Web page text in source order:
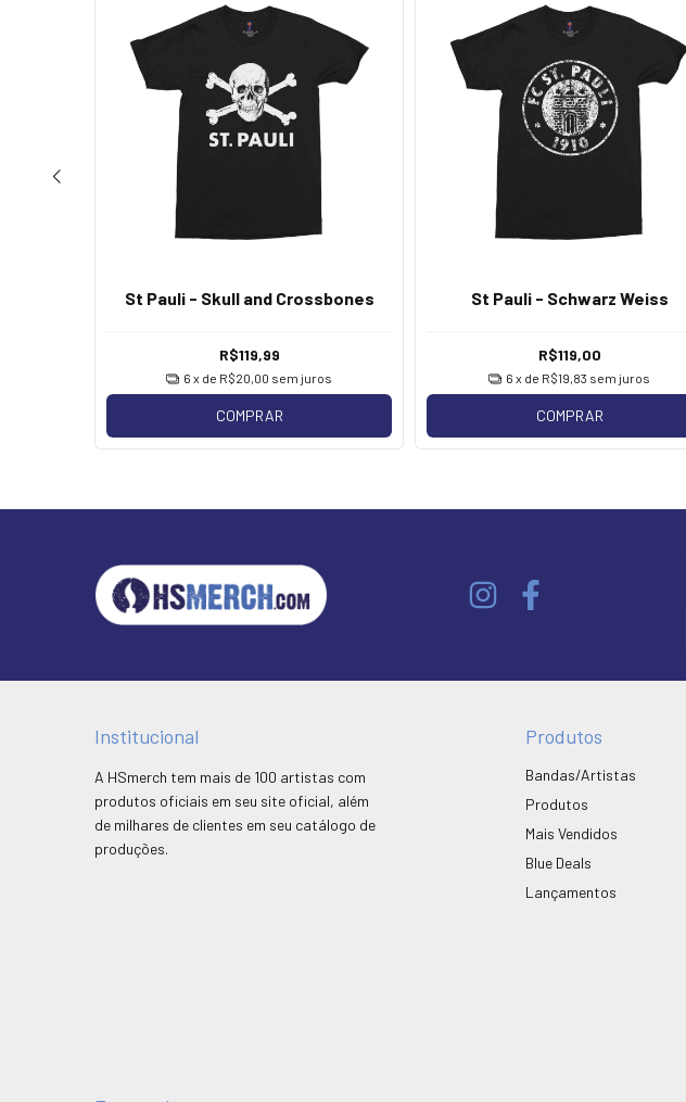
St Pauli - Skull and Crossbones
R$119,99
6 x de R$20,00 sem juros
COMPRAR
St Pauli - Schwarz Weiss
R$119,00
6 x de R$19,83 sem juros
COMPRAR
Institucional
A HSmerch tem mais de 100 artistas com
produtos oficiais em seu site oficial, além
de milhares de clientes em seu catálogo de
produções.
Produtos
Bandas/Artistas
Produtos
Mais Vendidos
Blue Deals
Lançamentos